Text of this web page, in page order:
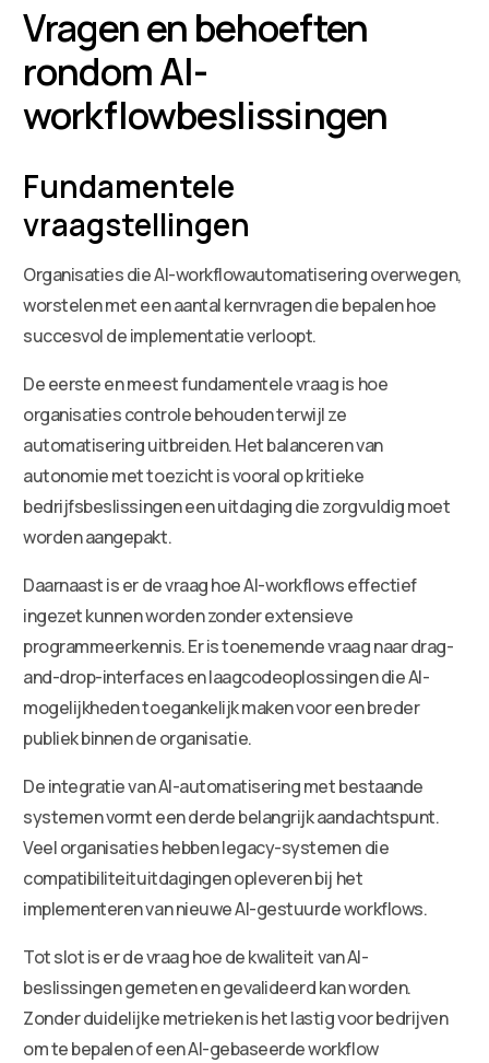
Vragen en behoeften
rondom AI-
workflowbeslissingen
Fundamentele
vraagstellingen
Organisaties die AI-workflowautomatisering overwegen,
worstelen met een aantal kernvragen die bepalen hoe
succesvol de implementatie verloopt.
De eerste en meest fundamentele vraag is hoe
organisaties controle behouden terwijl ze
automatisering uitbreiden. Het balanceren van
autonomie met toezicht is vooral op kritieke
bedrijfsbeslissingen een uitdaging die zorgvuldig moet
worden aangepakt.
Daarnaast is er de vraag hoe AI-workflows effectief
ingezet kunnen worden zonder extensieve
programmeerkennis. Er is toenemende vraag naar drag-
and-drop-interfaces en laagcodeoplossingen die AI-
mogelijkheden toegankelijk maken voor een breder
publiek binnen de organisatie.
De integratie van AI-automatisering met bestaande
systemen vormt een derde belangrijk aandachtspunt.
Veel organisaties hebben legacy-systemen die
compatibiliteituitdagingen opleveren bij het
implementeren van nieuwe AI-gestuurde workflows.
Tot slot is er de vraag hoe de kwaliteit van AI-
beslissingen gemeten en gevalideerd kan worden.
Zonder duidelijke metrieken is het lastig voor bedrijven
om te bepalen of een AI-gebaseerde workflow